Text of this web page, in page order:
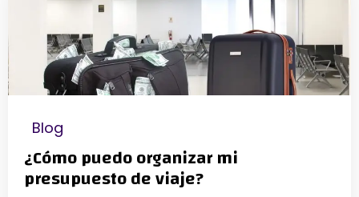
Blog
¿Cómo puedo organizar mi
presupuesto de viaje?